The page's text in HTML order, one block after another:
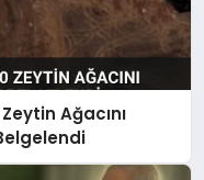
Ağacını